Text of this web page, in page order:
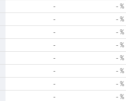
- - %
- - %
- - %
- - %
- - %
- - %
- - %
- - %